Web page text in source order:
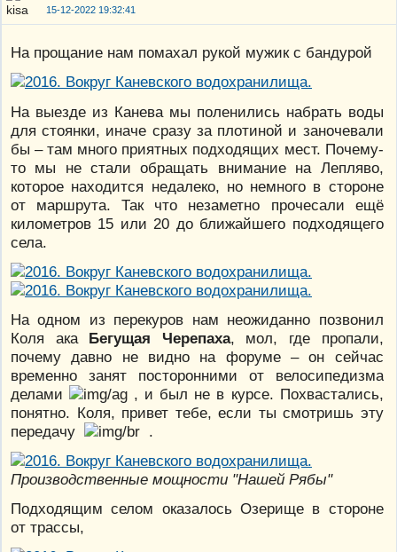
15-12-2022 19:32:41
На прощание нам помахал рукой мужик с бандурой
На выезде из Канева мы поленились набрать воды
для стоянки, иначе сразу за плотиной и заночевали
бы – там много приятных подходящих мест. Почему-
то мы не стали обращать внимание на Лепляво,
которое находится недалеко, но немного в стороне
от маршрута. Так что незаметно прочесали ещё
километров 15 или 20 до ближайшего подходящего
села.
На одном из перекуров нам неожиданно позвонил
Коля ака Бегущая Черепаха, мол, где пропали,
почему давно не видно на форуме – он сейчас
временно занят посторонними от велосипедизма
делами
, и был не в курсе. Похвастались,
понятно. Коля, привет тебе, если ты смотришь эту
передачу
.
Производственные мощности "Нашей Рябы"
Подходящим селом оказалось Озерище в стороне
от трассы,